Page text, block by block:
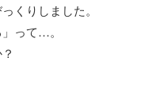
くりしました。
って…。